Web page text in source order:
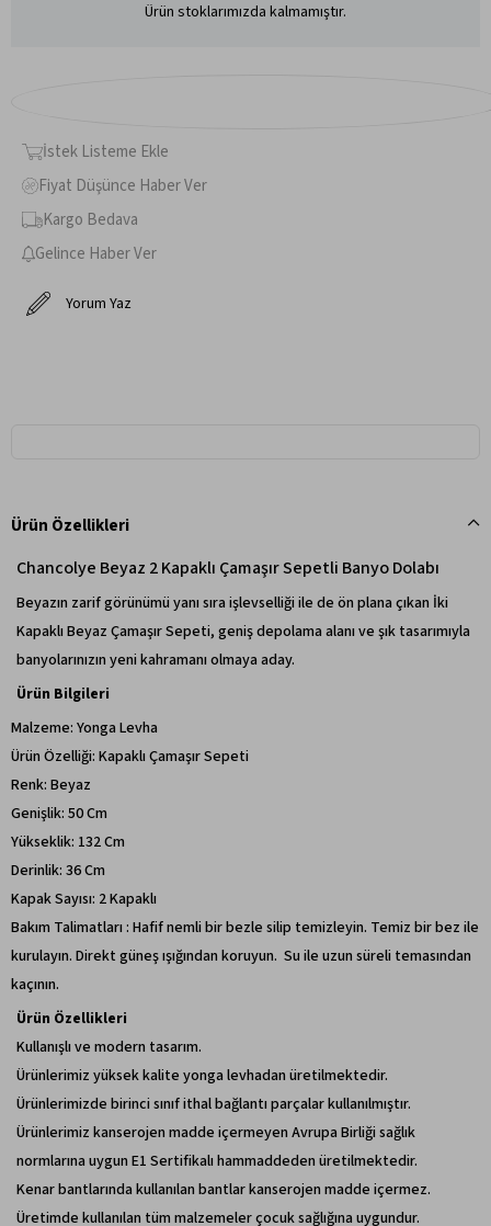
Ürün stoklarımızda kalmamıştır.
İstek Listeme Ekle
Fiyat Düşünce Haber Ver
Kargo Bedava
Gelince Haber Ver
Yorum Yaz
Ürün Özellikleri
Chancolye Beyaz 2 Kapaklı Çamaşır Sepetli Banyo Dolabı
Beyazın zarif görünümü yanı sıra işlevselliği ile de ön plana çıkan İki
Kapaklı Beyaz Çamaşır Sepeti, geniş depolama alanı ve şık tasarımıyla
banyolarınızın yeni kahramanı olmaya aday.
Ürün Bilgileri
Malzeme: Yonga Levha
Ürün Özelliği: Kapaklı Çamaşır Sepeti
Renk: Beyaz
Genişlik: 50 Cm
Yükseklik: 132 Cm
Derinlik: 36 Cm
Kapak Sayısı: 2 Kapaklı
Bakım Talimatları : Hafif nemli bir bezle silip temizleyin. Temiz bir bez ile
kurulayın. Direkt güneş ışığından koruyun. Su ile uzun süreli temasından
kaçının.
Ürün Özellikleri
Kullanışlı ve modern tasarım.
Ürünlerimiz yüksek kalite yonga levhadan üretilmektedir.
Ürünlerimizde birinci sınıf ithal bağlantı parçalar kullanılmıştır.
Ürünlerimiz kanserojen madde içermeyen Avrupa Birliği sağlık
normlarına uygun E1 Sertifikalı hammaddeden üretilmektedir.
Kenar bantlarında kullanılan bantlar kanserojen madde içermez.
Üretimde kullanılan tüm malzemeler çocuk sağlığına uygundur.